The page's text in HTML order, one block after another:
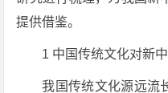
提供借鉴。
1 中国传统文化对新
我国传统文化源远流